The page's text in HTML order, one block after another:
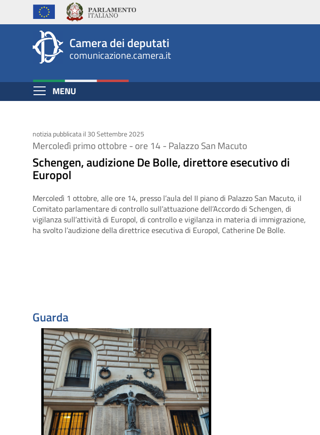
principale
Schengen,
audizione
Bolle, direttore
esecutivo
di
Camera dei deputati
comunicazione.camera.it
MENU
Espandi
Contenuto
notizia pubblicata il 30 Settembre 2025
​​​​​​​Mercoledì primo ottobre - ore 14 - Palazzo San Macuto
Schengen, audizione De Bolle, direttore esecutivo di
Europol
Mercoledì 1 ottobre, alle ore 14, presso l’aula del II piano di Palazzo San Macuto, il
Comitato parlamentare di controllo sull’attuazione dell’Accordo di Schengen, di
vigilanza sull’attività di Europol, di controllo e vigilanza in materia di immigrazione,
ha svolto l’audizione della direttrice esecutiva di Europol, Catherine De Bolle.
Guarda